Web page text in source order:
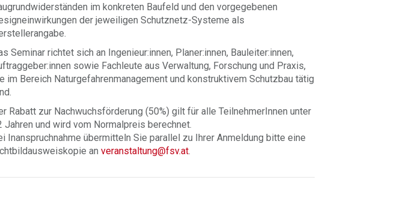
im konkreten Baufeld und den vorgegebenen
der jeweiligen Schutznetz-Systeme als
Seminar richtet sich an Ingenieur:innen, Planer:innen, Bauleiter:innen,
sowie Fachleute aus Verwaltung, Forschung und Praxis,
im Bereich Naturgefahrenmanagement und konstruktivem Schutzbau tätig
Rabatt zur Nachwuchsförderung (50%) gilt für alle TeilnehmerInnen unter
Jahren und wird vom Normalpreis berechnet.
Inanspruchnahme übermitteln Sie parallel zu Ihrer Anmeldung bitte eine
anveranstaltung@fsv.at.